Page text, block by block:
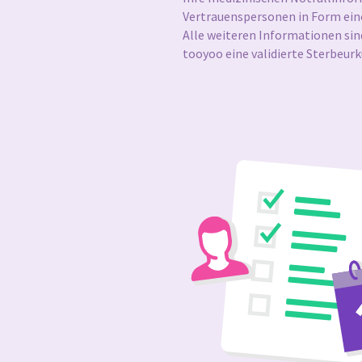
Vertrauenspersonen in Form
Alle weiteren Informationen
tooyoo eine validierte